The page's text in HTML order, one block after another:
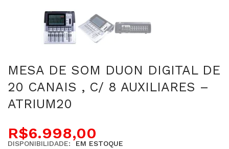
MESA DE SOM DUON DIGITAL DE
20 CANAIS , C/ 8 AUXILIARES –
ATRIUM20
R$6.998,00
DISPONIBILIDADE: EM ESTOQUE